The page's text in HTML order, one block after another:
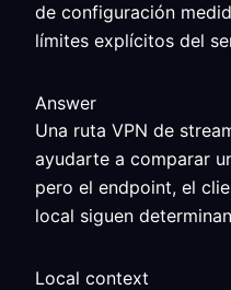
de configuración
límites explícitos del
Answer
Una ruta VPN de
ayudarte a comparar
pero el endpoint, el
local siguen
Local context